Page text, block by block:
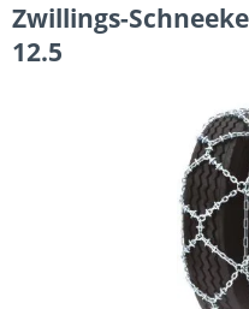
Zwillings-
12.5